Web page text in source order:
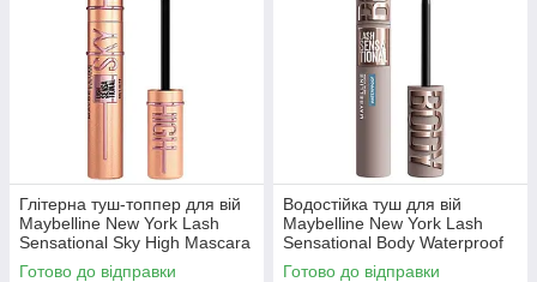
Глітерна туш-топпер для вій
Maybelline New York Lash
Sensational Sky High Mascara
Gold Glitz
Готово до відправки
Водостійка туш для вій
Maybelline New York Lash
Sensational Body Waterproof
Black
Готово до відправки